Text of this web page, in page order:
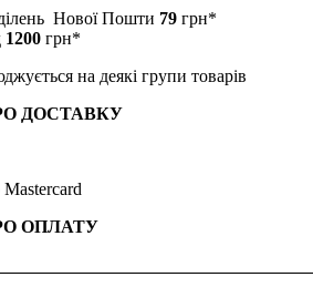
Нової Пошти 79 грн*
1200 грн*
на деякі групи товарів
ДОСТАВКУ
ОПЛАТУ